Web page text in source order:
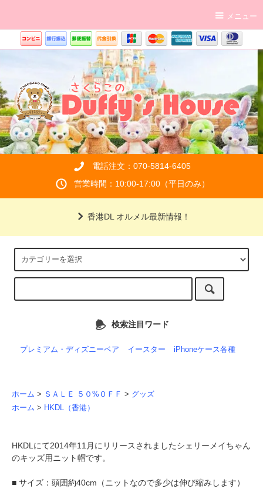
メニュー
電話注文：070-5814-6405
営業時間：10:00-17:00（平日のみ）
香港DL オルメル最新情報！
検索注目ワード
プレミアム・ディズニーベア イースター iPhoneケース各種
ホーム > ＳＡＬＥ ５０%ＯＦＦ > グッズ
ホーム > HKDL（香港）
HKDLにて2014年11月にリリースされましたシェリーメイちゃん
のキッズ用ニット帽です。
■ サイズ：頭囲約40cm（ニットなので多少は伸び縮みします）